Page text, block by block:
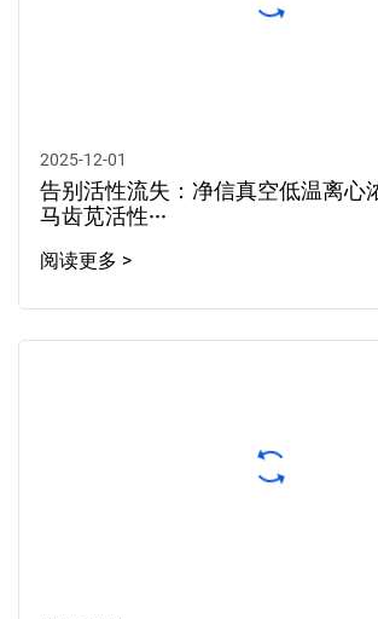
2025-12-01
告别活性流失：净信真空低温离心
马齿苋活性···
阅读更多 >